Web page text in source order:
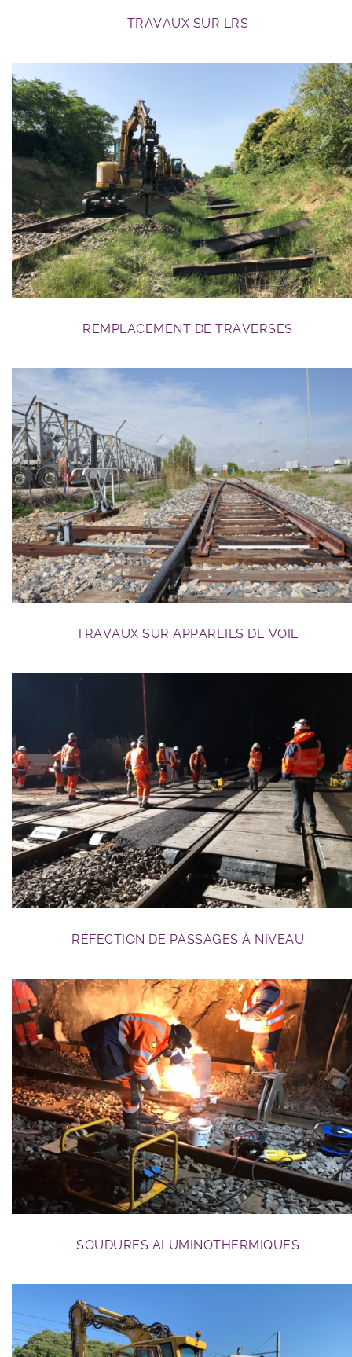
TRAVAUX SUR LRS
travaux RFN
REMPLACEMENT DE TRAVERSES
travaux RFN
TRAVAUX SUR APPAREILS DE VOIE
travaux RFN
RÉFECTION DE PASSAGES À NIVEAU
travaux RFN
SOUDURES ALUMINOTHERMIQUES